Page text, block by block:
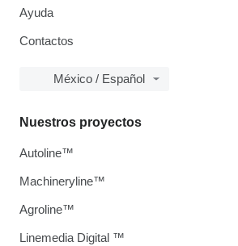
Ayuda
Contactos
México / Español
Nuestros proyectos
Autoline™
Machineryline™
Agroline™
Linemedia Digital ™